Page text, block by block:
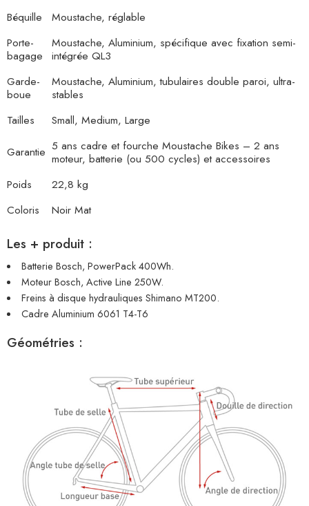
Béquille
Moustache, réglable
Porte-
bagage
Moustache, Aluminium, spécifique avec fixation semi-
intégrée QL3
Garde-
boue
Moustache, Aluminium, tubulaires double paroi, ultra-
stables
Tailles
Small, Medium, Large
Garantie 5 ans cadre et fourche Moustache Bikes – 2 ans
moteur, batterie (ou 500 cycles) et accessoires
Poids
22,8 kg
Coloris
Noir Mat
Les + produit :
Batterie Bosch, PowerPack 400Wh.
Moteur Bosch, Active Line 250W.
Freins à disque hydrauliques Shimano MT200.
Cadre Aluminium 6061 T4-T6
Géométries :